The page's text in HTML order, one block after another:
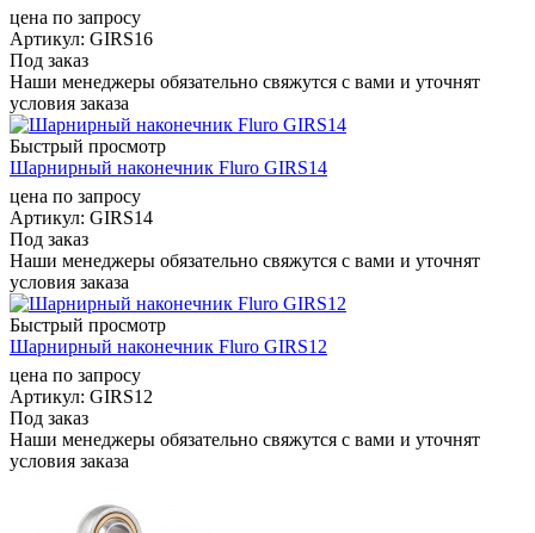
цена по запросу
Артикул: GIRS16
Под заказ
Наши менеджеры обязательно свяжутся с вами и уточнят
условия заказа
Быстрый просмотр
Шарнирный наконечник Fluro GIRS14
цена по запросу
Артикул: GIRS14
Под заказ
Наши менеджеры обязательно свяжутся с вами и уточнят
условия заказа
Быстрый просмотр
Шарнирный наконечник Fluro GIRS12
цена по запросу
Артикул: GIRS12
Под заказ
Наши менеджеры обязательно свяжутся с вами и уточнят
условия заказа